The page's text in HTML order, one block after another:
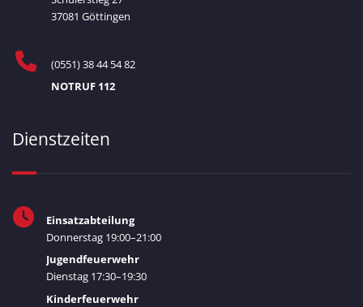
37081 Göttingen
(0551) 38 44 54 82
NOTRUF 112
Dienstzeiten
Einsatzabteilung
Donnerstag 19:00–21:00
Jugendfeuerwehr
Dienstag 17:30–19:30
Kinderfeuerwehr